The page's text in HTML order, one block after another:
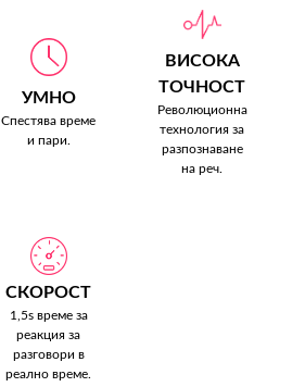
УМНО
Спестява време
и пари.
ВИСОКА
ТОЧНОСТ
Революционна
технология за
разпознаване
на реч.
СКОРОСТ
1,5s време за
реакция за
разговори в
реално време.